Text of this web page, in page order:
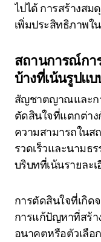
ไปได้ การสร้างสม
เพิ่มประสิทธิภาพใ
สถานการณ์กา
บ้างที่เน้นรูปแ
สัญชาตญาณและก
ตัดสินใจที่แตกต่า
ความสามารถในส
รวดเร็วและนามธ
บริบทที่เน้นรายละ
การตัดสินใจที่เกิ
การแก้ปัญหาที่สร้า
อนาคตหรือตัวเลือ